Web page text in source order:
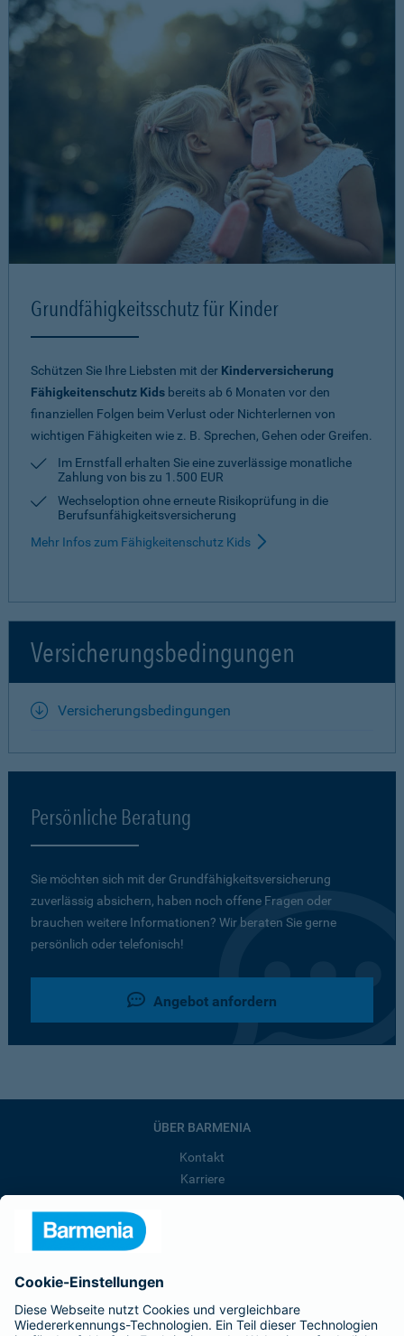
Grundfähigkeitsschutz für Kinder
Schützen Sie Ihre Liebsten mit der Kinderversicherung
Fähigkeitenschutz Kids bereits ab 6 Monaten vor den
finanziellen Folgen beim Verlust oder Nichterlernen von
wichtigen Fähigkeiten wie z. B. Sprechen, Gehen oder Greifen.
Im Ernstfall erhalten Sie eine zuverlässige monatliche
Zahlung von bis zu 1.500 EUR
Wechseloption ohne erneute Risiko­prüfung in die
Berufsunfähigkeitsversicherung
Mehr Infos zum Fähigkeitenschutz Kids
Versicherungsbedingungen
Versicherungsbedingungen
Persönliche Beratung
Sie möchten sich mit der Grundfähigkeits­versicherung
zuverlässig absichern, haben noch offene Fragen oder
brauchen weitere Informationen? Wir beraten Sie gerne
persönlich oder telefonisch!
Angebot anfordern
ÜBER BARMENIA
Kontakt
Karriere
Barmenia ist Teil der BarmeniaGothaer
BELIEBTE SEITEN